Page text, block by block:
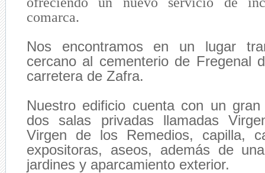
comarca.
Nos encontramos en un lugar
cercano al cementerio de Fregenal
carretera de Zafra.
Nuestro edificio cuenta con un
dos salas privadas llamadas
Virgen de los Remedios, capilla,
expositoras, aseos, además de
jardines y aparcamiento exterior.